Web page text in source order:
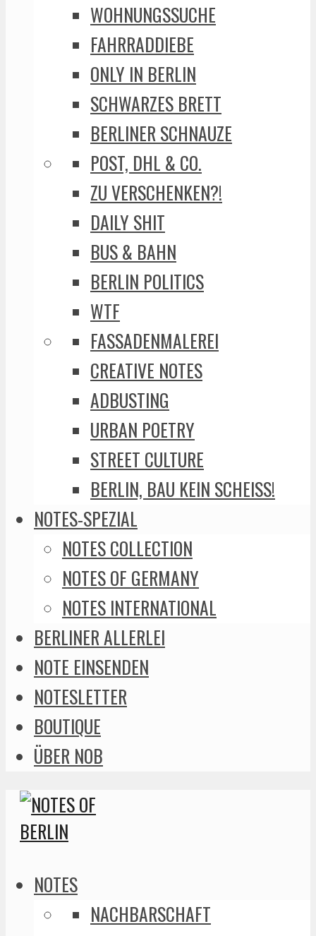
WOHNUNGSSUCHE
FAHRRADDIEBE
ONLY IN BERLIN
SCHWARZES BRETT
BERLINER SCHNAUZE
POST, DHL & CO.
ZU VERSCHENKEN?!
DAILY SHIT
BUS & BAHN
BERLIN POLITICS
WTF
FASSADENMALEREI
CREATIVE NOTES
ADBUSTING
URBAN POETRY
STREET CULTURE
BERLIN, BAU KEIN SCHEISS!
NOTES-SPEZIAL
NOTES COLLECTION
NOTES OF GERMANY
NOTES INTERNATIONAL
BERLINER ALLERLEI
NOTE EINSENDEN
NOTESLETTER
BOUTIQUE
ÜBER NOB
NOTES
NACHBARSCHAFT